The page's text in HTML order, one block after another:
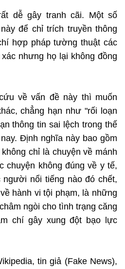
dễ gây tranh cãi. Một số
để chỉ trích truyền thông
hợp pháp tường thuật các
nhưng họ lại không đồng
về vấn đề này thì muốn
chẳng hạn như "rối loạn
thông tin sai lệch trong thế
Định nghĩa này bao gồm
chỉ là chuyện về mánh
chuyện không đúng về y tế,
người nổi tiếng nào đó chết,
hành vi tội phạm, là những
ngòi cho tình trạng căng
chí gây xung đột bạo lực
tin giả (Fake News),